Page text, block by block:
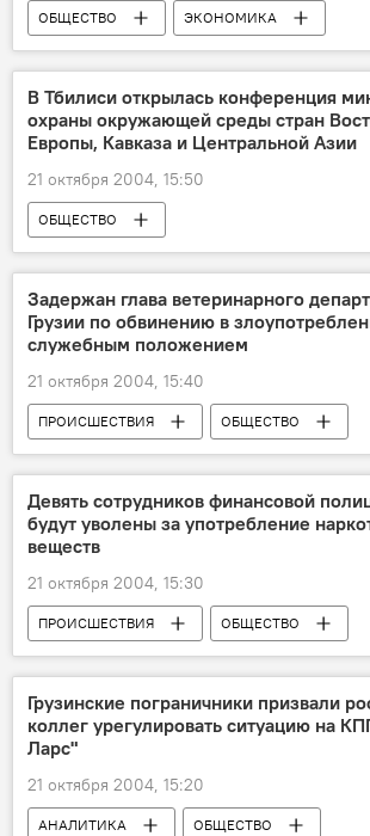
ОБЩЕСТВО ЭКОНОМИКА
В Тбилиси открылась конференция
охраны окружающей среды стран
Европы, Кавказа и Центральной Азии
21 октября 2004, 15:50
ОБЩЕСТВО
Задержан глава ветеринарного
Грузии по обвинению в
служебным положением
21 октября 2004, 15:40
ПРОИСШЕСТВИЯ ОБЩЕСТВО
Девять сотрудников финансовой
будут уволены за употребление
веществ
21 октября 2004, 15:30
ПРОИСШЕСТВИЯ ОБЩЕСТВО
Грузинские пограничники призвали
коллег урегулировать ситуацию на
Ларс"
21 октября 2004, 15:20
АНАЛИТИКА ОБЩЕСТВО